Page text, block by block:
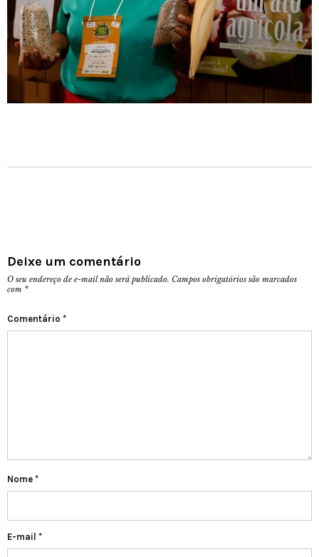
Deixe um comentário
O seu endereço de e-mail não será publicado. Campos obrigatórios são marcados
com *
Comentário *
Nome *
E-mail *